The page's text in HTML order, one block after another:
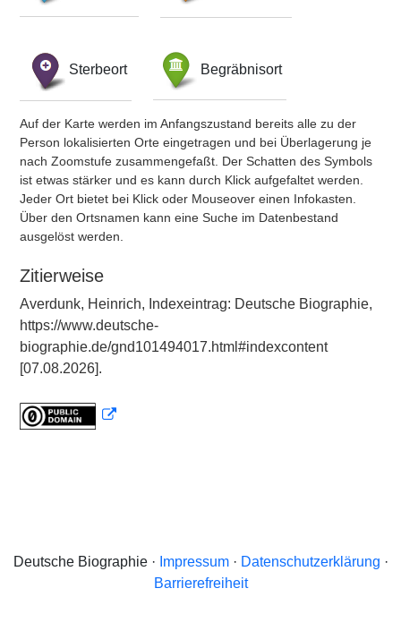
Sterbeort Begräbnisort
Auf der Karte werden im Anfangszustand bereits alle zu der
Person lokalisierten Orte eingetragen und bei Überlagerung je
nach Zoomstufe zusammengefaßt. Der Schatten des Symbols
ist etwas stärker und es kann durch Klick aufgefaltet werden.
Jeder Ort bietet bei Klick oder Mouseover einen Infokasten.
Über den Ortsnamen kann eine Suche im Datenbestand
ausgelöst werden.
Zitierweise
Averdunk, Heinrich, Indexeintrag: Deutsche Biographie,
https://www.deutsche-
biographie.de/gnd101494017.html#indexcontent
[07.08.2026].
Deutsche Biographie · Impressum· Datenschutzerklärung ·
Barrierefreiheit